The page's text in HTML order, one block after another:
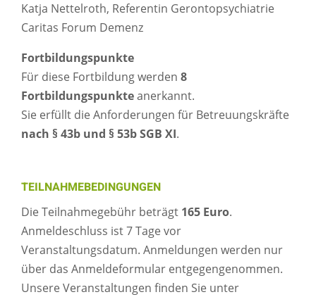
Katja Nettelroth, Referentin Gerontopsychiatrie
Caritas Forum Demenz
Fortbildungspunkte
Für diese Fortbildung werden 8
Fortbildungspunkteanerkannt.
Sie erfüllt die Anforderungen für Betreuungskräfte
nach § 43b und § 53b SGB XI.
TEILNAHMEBEDINGUNGEN
Die Teilnahmegebühr beträgt 165 Euro.
Anmeldeschluss ist 7 Tage vor
Veranstaltungsdatum. Anmeldungen werden nur
über das Anmeldeformular entgegengenommen.
Unsere Veranstaltungen finden Sie unter